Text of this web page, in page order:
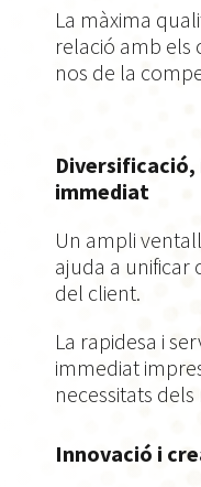
La màxima
relació amb els
nos de la
Diversificació,
immediat
Un ampli
ajuda a unificar
del client.
La rapidesa i
immediat
necessitats
Innovació i